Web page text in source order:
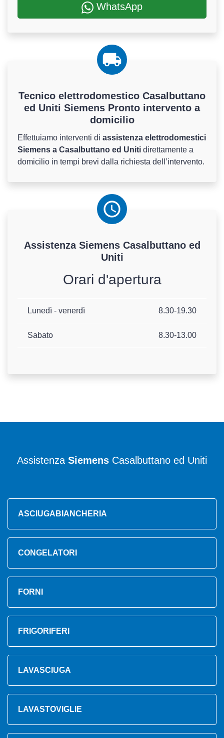
WhatsApp
Tecnico elettrodomestico Casalbuttano
ed Uniti Siemens Pronto intervento a
domicilio
Effettuiamo interventi di assistenza elettrodomestici
Siemens a Casalbuttano ed Uniti direttamente a
domicilio in tempi brevi dalla richiesta dell’intervento.
Assistenza SiemensCasalbuttano ed
Uniti
Orari d'apertura
Lunedì - venerdì 8.30-19.30
Sabato 8.30-13.00
Assistenza Siemens Casalbuttano ed Uniti
ASCIUGABIANCHERIA
CONGELATORI
FORNI
FRIGORIFERI
LAVASCIUGA
LAVASTOVIGLIE